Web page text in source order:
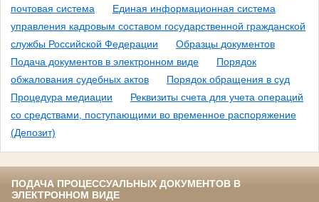
почтовая система
Единая информационная система
управления кадровым составом государственной гражданской
службы Российской Федерации
Образцы документов
Подача документов в электронном виде
Порядок
обжалования судебных актов
Порядок обращения в суд
Процедура медиации
Реквизиты счета для учета операций
со средствами, поступающими во временное распоряжение
(Депозит)
ПОДАЧА ПРОЦЕССУАЛЬНЫХ ДОКУМЕНТОВ В
ЭЛЕКТРОННОМ ВИДЕ